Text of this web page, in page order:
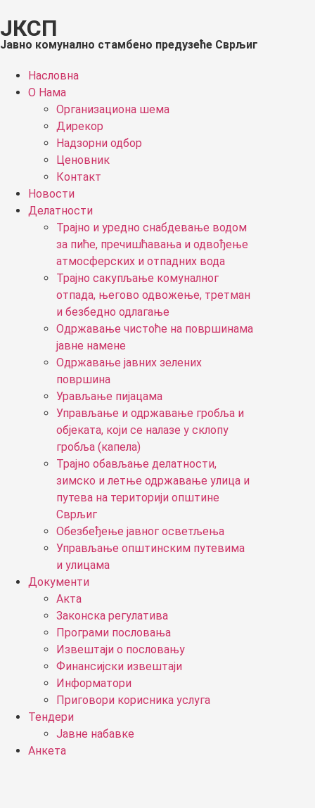
ЈКСП
Јавно комунално стамбено предузеће Сврљиг
Насловна
О Нама
Организациона шема
Дирекор
Надзорни одбор
Ценовник
Контакт
Новости
Делатности
Трајно и уредно снабдевање водом
за пиће, пречишћавања и одвођење
атмосферских и отпадних вода
Трајно сакупљање комуналног
отпада, његово одвожење, третман
и безбедно одлагање
Одржавање чистоће на површинама
јавне намене
Одржавање јавних зелених
површина
Урављање пијацама
Управљање и одржавање гробља и
објеката, који се налазе у склопу
гробља (капела)
Трајно обављање делатности,
зимско и летње одржавање улица и
путева на територији општине
Сврљиг
Обезбеђење јавног осветљења
Управљање општинским путевима
и улицама
Документи
Акта
Законска регулатива
Програми пословања
Извештаји о пословању
Финансијски извештаји
Информатори
Приговори корисника услуга
Тендери
Јавне набавке
Анкета